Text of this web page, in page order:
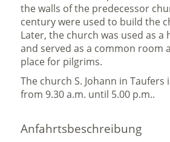
the walls of the predecessor
century were used to build the
Later, the church was used as a
and served as a common room
place for pilgrims.
The church S. Johann in
from 9.30 a.m. until 5.00 p.m..
Anfahrtsbeschreibung